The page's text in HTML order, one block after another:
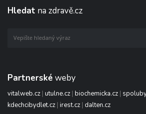
Hledat na zdravě.cz
Partnerské weby
vitalweb.cz | utulne.cz | biochemicka.cz |
kdechcibydlet.cz | irest.cz | dalten.cz